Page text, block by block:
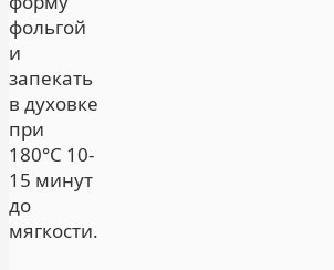
фольгой
и
запекать
в духовке
при
180°С 10-
15 минут
до
мягкости.